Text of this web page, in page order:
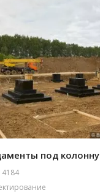
под колонну
4184